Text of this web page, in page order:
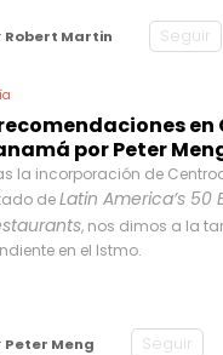
Robert Martin Seguir
en
por Peter
la incorporación de
deLatin America’s 50
, nos dimos a la
en el Istmo.
Peter Meng Seguir